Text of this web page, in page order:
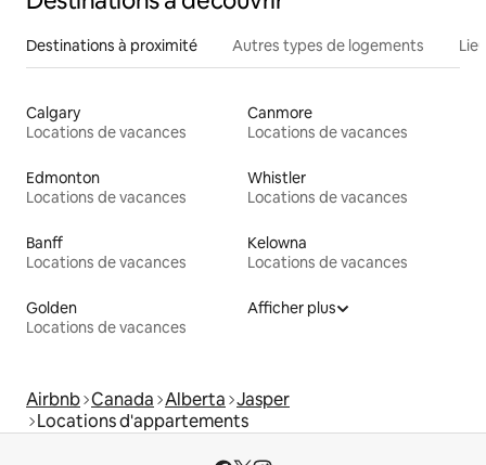
Destinations à proximité Autres types de logements
Calgary
Locations de vacances
Canmore
Locations de vacances
Edmonton
Locations de vacances
Whistler
Locations de vacances
Banff
Locations de vacances
Kelowna
Locations de vacances
Golden
Locations de vacances
Afficher plus
Airbnb Canada Alberta Jasper
Locations d'appartements